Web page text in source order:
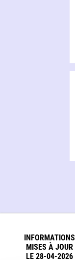
INFORMATIONS
MISES À JOUR
LE 28-04-2026